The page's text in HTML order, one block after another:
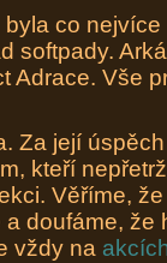
co
softpady.
Adrace. Vše
Za její
kteří
Věříme,
doufáme, že
vždy na